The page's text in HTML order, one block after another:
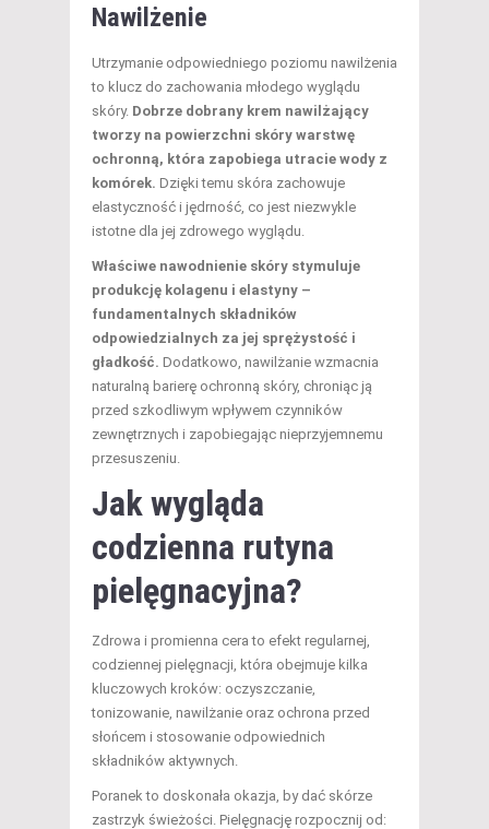
Nawilżenie
Utrzymanie odpowiedniego poziomu nawilżenia
to klucz do zachowania młodego wyglądu
skóry. Dobrze dobrany krem nawilżający
tworzy na powierzchni skóry warstwę
ochronną, która zapobiega utracie wody z
komórek. Dzięki temu skóra zachowuje
elastyczność i jędrność, co jest niezwykle
istotne dla jej zdrowego wyglądu.
Właściwe nawodnienie skóry stymuluje
produkcję kolagenu i elastyny –
fundamentalnych składników
odpowiedzialnych za jej sprężystość i
gładkość. Dodatkowo, nawilżanie wzmacnia
naturalną barierę ochronną skóry, chroniąc ją
przed szkodliwym wpływem czynników
zewnętrznych i zapobiegając nieprzyjemnemu
przesuszeniu.
Jak wygląda
codzienna rutyna
pielęgnacyjna?
Zdrowa i promienna cera to efekt regularnej,
codziennej pielęgnacji, która obejmuje kilka
kluczowych kroków: oczyszczanie,
tonizowanie, nawilżanie oraz ochrona przed
słońcem i stosowanie odpowiednich
składników aktywnych.
Poranek to doskonała okazja, by dać skórze
zastrzyk świeżości. Pielęgnację rozpocznij od: